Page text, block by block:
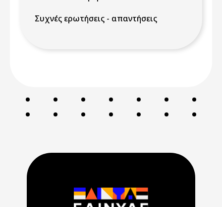
Συχνές ερωτήσεις - απαντήσεις